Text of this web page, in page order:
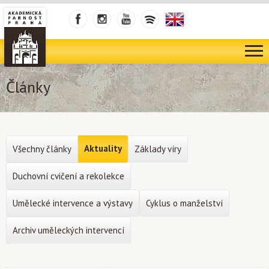
Články
Všechny články Aktuality Základy víry
Duchovní cvičení a rekolekce
Umělecké intervence a výstavy Cyklus o manželství
Archiv uměleckých intervencí